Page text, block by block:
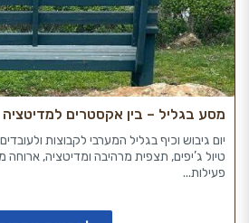
מסע בגליל – בין אקסטרים למדיטציה
יום גיבוש וכיף בגליל המערבי לקבוצות
טיול ג’יפים, תצפית מרהיבה ומדיטציה,
פעילות...